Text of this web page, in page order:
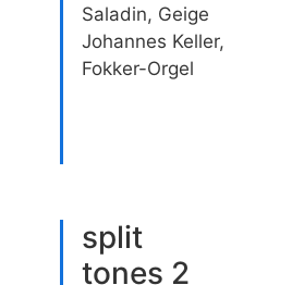
Saladin, Geige
Johannes Keller,
Fokker-Orgel
split
tones 2